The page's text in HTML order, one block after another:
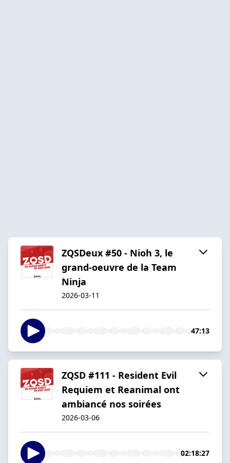
ZQSDeux #50 - Nioh 3, le
grand-oeuvre de la Team
Ninja
2026-03-11
47:13
ZQSD #111 - Resident Evil
Requiem et Reanimal ont
ambiancé nos soirées
2026-03-06
02:18:27